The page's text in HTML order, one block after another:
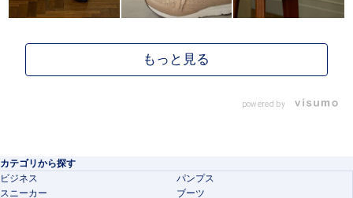
powered by
カテゴリから探す
ビジネス
パンプス
スニーカー
ブーツ